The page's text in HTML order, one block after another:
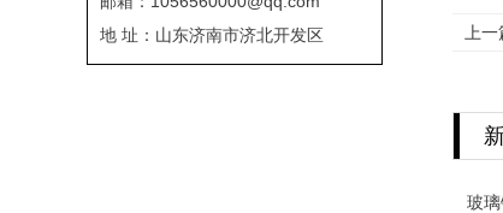
地 址：山东济南市济北开发区
上一
玻